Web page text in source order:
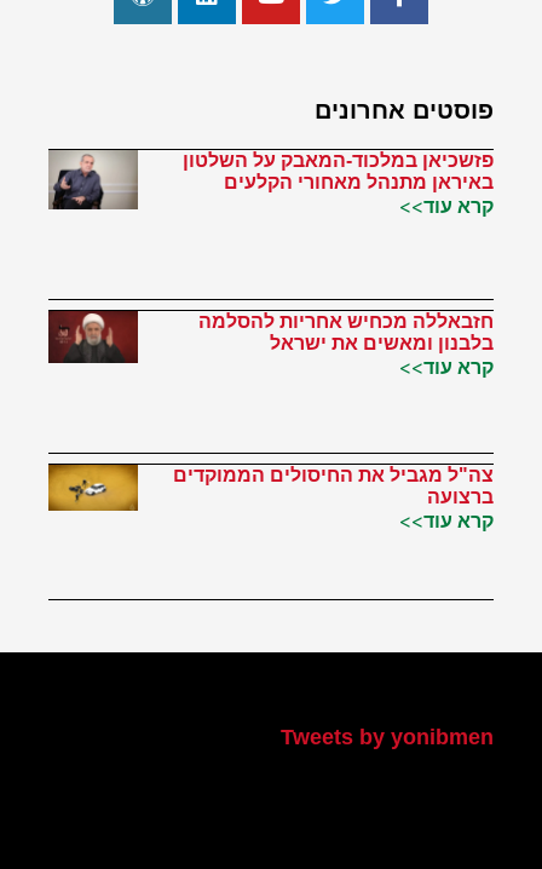
פוסטים אחרונים
פזשכיאן במלכוד-המאבק על השלטון
באיראן מתנהל מאחורי הקלעים
קרא עוד>>
חזבאללה מכחיש אחריות להסלמה
בלבנון ומאשים את ישראל
קרא עוד>>
צה"ל מגביל את החיסולים הממוקדים
ברצועה
קרא עוד>>
Tweets by yonibmen